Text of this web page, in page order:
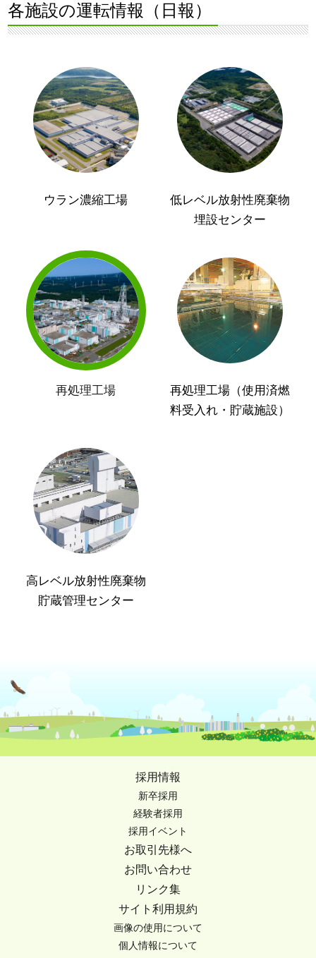
各施設の運転情報（日報）
ウラン濃縮工場
低レベル放射性廃棄物
埋設センター
再処理工場
再処理工場（使用済燃
料受入れ・貯蔵施設）
高レベル放射性廃棄物
貯蔵管理センター
採用情報
新卒採用
経験者採用
採用イベント
お取引先様へ
お問い合わせ
リンク集
サイト利用規約
画像の使用について
個人情報について